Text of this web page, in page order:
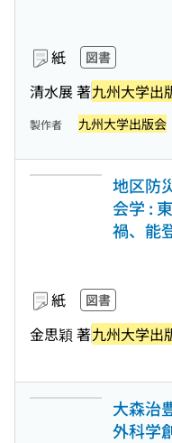
紙 図書
清水展 著九州大学出
製作者 九州大学出版会
地区防
会学 :
禍、能
紙 図書
金思穎 著九州大学出
大森治
外科学